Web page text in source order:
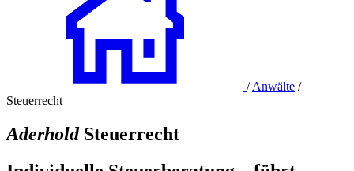
/ Anwälte /
Steuerrecht
Aderhold Steuerrecht